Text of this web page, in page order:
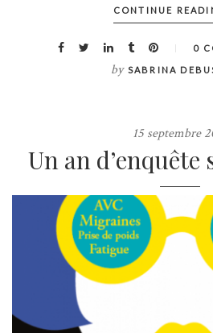
CONTINUE
0
by SABRINA
15 septembre
Un an